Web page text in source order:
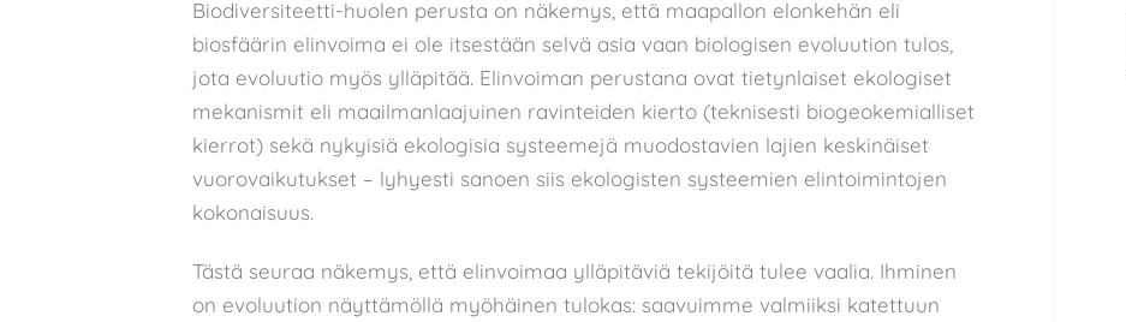
Biodiversiteetti-huolen perusta on näkemys, että maapallon elonkehän eli
biosfäärin elinvoima ei ole itsestään selvä asia vaan biologisen evoluution tulos,
jota evoluutio myös ylläpitää. Elinvoiman perustana ovat tietynlaiset ekologiset
mekanismit eli maailmanlaajuinen ravinteiden kierto (teknisesti biogeokemialliset
kierrot) sekä nykyisiä ekologisia systeemejä muodostavien lajien keskinäiset
vuorovaikutukset – lyhyesti sanoen siis ekologisten systeemien elintoimintojen
kokonaisuus.
Tästä seuraa näkemys, että elinvoimaa ylläpitäviä tekijöitä tulee vaalia. Ihminen
on evoluution näyttämöllä myöhäinen tulokas: saavuimme valmiiksi katettuun